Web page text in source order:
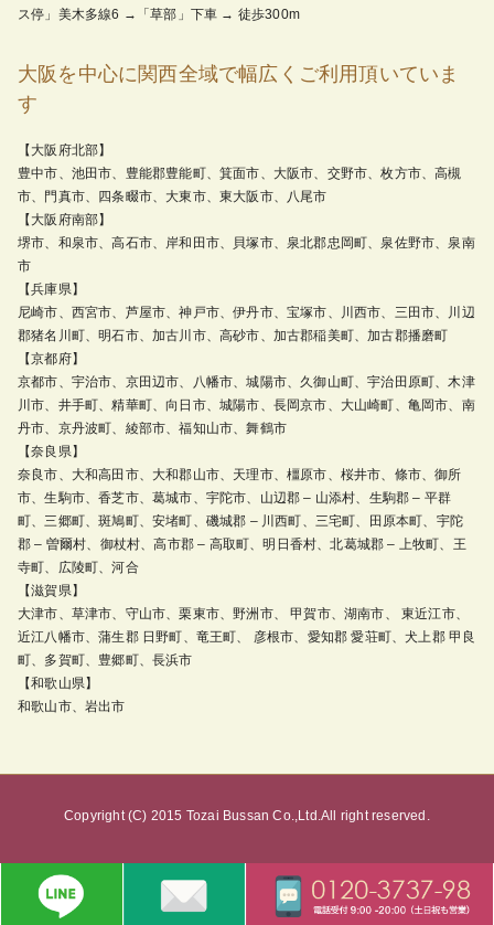
ス停」美木多線6 →「草部」下車 → 徒歩300m
大阪を中心に関西全域で幅広くご利用頂いていま
す
【大阪府北部】
豊中市、池田市、豊能郡豊能町、箕面市、大阪市、交野市、枚方市、高槻
市、門真市、四条畷市、大東市、東大阪市、八尾市
【大阪府南部】
堺市、和泉市、高石市、岸和田市、貝塚市、泉北郡忠岡町、泉佐野市、泉南
市
【兵庫県】
尼崎市、西宮市、芦屋市、神戸市、伊丹市、宝塚市、川西市、三田市、川辺
郡猪名川町、明石市、加古川市、高砂市、加古郡稲美町、加古郡播磨町
【京都府】
京都市、宇治市、京田辺市、八幡市、城陽市、久御山町、宇治田原町、木津
川市、井手町、精華町、向日市、城陽市、長岡京市、大山崎町、亀岡市、南
丹市、京丹波町、綾部市、福知山市、舞鶴市
【奈良県】
奈良市、大和高田市、大和郡山市、天理市、橿原市、桜井市、條市、御所
市、生駒市、香芝市、葛城市、宇陀市、山辺郡 – 山添村、生駒郡 – 平群
町、三郷町、斑鳩町、安堵町、磯城郡 – 川西町、三宅町、田原本町、宇陀
郡 – 曽爾村、御杖村、高市郡 – 高取町、明日香村、北葛城郡 – 上牧町、王
寺町、広陵町、河合
【滋賀県】
大津市、草津市、守山市、栗東市、野洲市、 甲賀市、湖南市、 東近江市、
近江八幡市、蒲生郡 日野町、竜王町、 彦根市、愛知郡 愛荘町、犬上郡 甲良
町、多賀町、豊郷町、長浜市
【和歌山県】
和歌山市、岩出市
Copyright (C) 2015 Tozai Bussan Co.,Ltd.All right reserved.